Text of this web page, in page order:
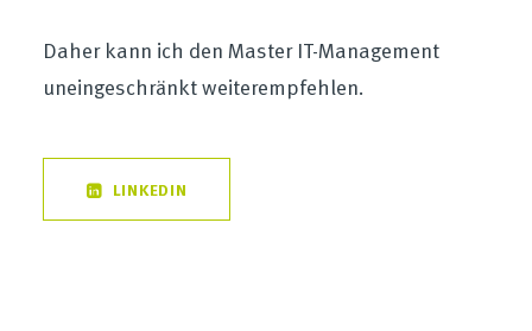
Daher kann ich den Master IT-Management
uneingeschränkt weiterempfehlen.
LINKEDIN